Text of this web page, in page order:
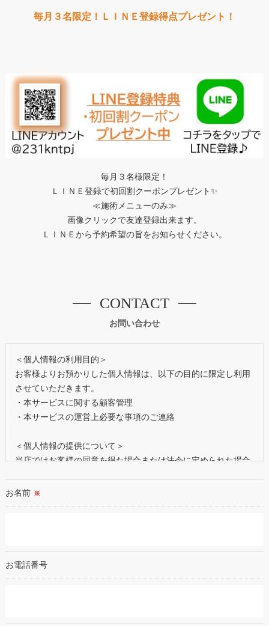
毎月３名限定！ＬＩＮＥ登録得点プレゼント！
毎月３名様限定！
ＬＩＮＥ登録で初回割クーポンプレゼント✨
≪施術メニューのみ≫
画像クリックで友達登録出来ます。
ＬＩＮＥから予約希望の旨をお知らせください。
お問い合わせ
CONTACT
＜個人情報の利用目的＞
お客様よりお預かりした個人情報は、以下の目的に限定し利用
させていただきます。
・本サービスに関する顧客管理
・本サービスの運営上必要な事項のご連絡
＜個人情報の提供について＞
当店ではお客様の同意を得た場合または法令に定められた場合
取得した個人情報を第三者に提供することはいたしません。
これらの委託先に対しては個人情報保護契約等の措置をとり、
お名前 ※
お電話番号